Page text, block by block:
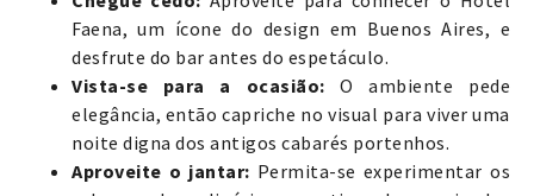
Faena, um ícone do design em Buenos Aires, e
desfrute do bar antes do espetáculo.
Vista-se para a ocasião: O ambiente pede
elegância, então capriche no visual para viver uma
noite digna dos antigos cabarés portenhos.
Aproveite o jantar: Permita-se experimentar os